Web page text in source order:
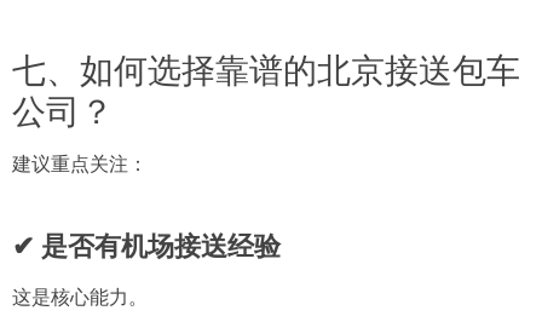
七、如何选择靠谱的北京接送包车
公司？
建议重点关注：
✔ 是否有机场接送经验
这是核心能力。